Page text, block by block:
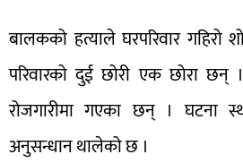
बालकको हत्याले घरपरिवार गहिरो
परिवारको दुई छोरी एक छोरा
रोजगारीमा गएका छन् । घटना
अनुसन्धान थालेको छ ।